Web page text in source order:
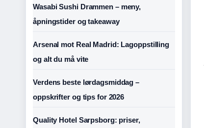
Wasabi Sushi Drammen – meny,
åpningstider og takeaway
Arsenal mot Real Madrid: Lagoppstilling
og alt du må vite
Verdens beste lørdagsmiddag –
oppskrifter og tips for 2026
Quality Hotel Sarpsborg: priser,